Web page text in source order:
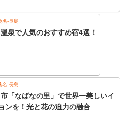
名-長島
泉で人気のおすすめ宿4選！
名-長島
「なばなの里」で世界一美しいイ
ンを！光と花の迫力の融合